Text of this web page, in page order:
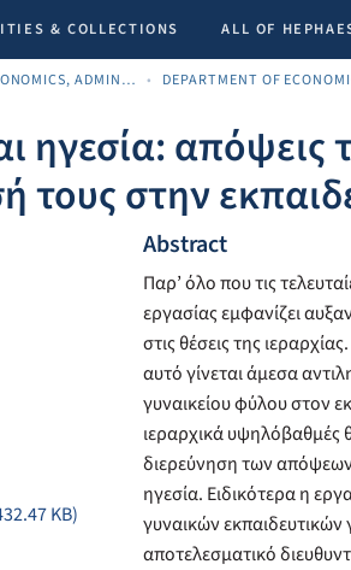
& COLLECTIONS ALL OF
SCHOOL OF ECONOMICS, ADMINISTRATION AND COMPUTER SCIENCE
ηγεσία:
στην
KB)
Abstract
Παρ’ όλο που τις
εργασίας εμφανίζει
στις θέσεις της
αυτό γίνεται άμεσα
γυναικείου φύλου στον
ιεραρχικά υψηλόβαθμές
διερεύνηση των απόψεων
ηγεσία. Ειδικότερα η
γυναικών εκπαιδευτικών
αποτελεσματικό